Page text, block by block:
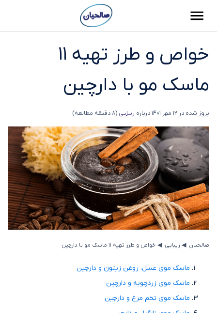
خواص و طرز تهیه 11
ماسک مو با دارچین
بروز شده در 12 مهر 1401 درباره زیبایی (8 دقیقه مطالعه)
صالحیان ◂ زیبایی ◂ خواص و طرز تهیه 11 ماسک مو با دارچین
ماسک موی عسل، روغن زیتون و دارچین
ماسک موی زردچوبه و دارچین
ماسک موی تخم مرغ و دارچین